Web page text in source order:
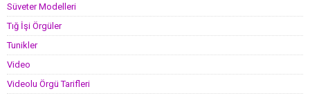
Süveter Modelleri
Tığ İşi Örgüler
Tunikler
Video
Videolu Örgü Tarifleri